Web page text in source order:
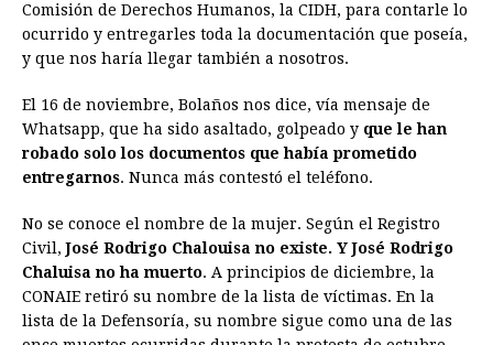
Comisión de Derechos Humanos, la CIDH, para contarle lo
ocurrido y entregarles toda la documentación que poseía,
y que nos haría llegar también a nosotros.
El 16 de noviembre, Bolaños nos dice, vía mensaje de
Whatsapp, que ha sido asaltado, golpeado y que le han
robado solo los documentos que había prometido
entregarnos. Nunca más contestó el teléfono.
No se conoce el nombre de la mujer. Según el Registro
Civil,José Rodrigo Chalouisa no existe. Y José Rodrigo
Chaluisa no ha muerto. A principios de diciembre, la
CONAIE retiró su nombre de la lista de víctimas. En la
lista de la Defensoría, su nombre sigue como una de las